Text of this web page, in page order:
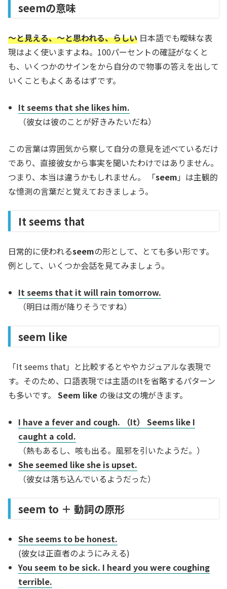
seemの意味
～と見える、～と思われる、らしい 日本語でも曖昧な表
現はよく使いますよね。100パーセントの確証がなくと
も、いくつかのサインをから自分ので物事の答えを出して
いくこともよくあるはずです。
It seems that she likes him.
（彼女は彼のことが好きみたいだね）
この言葉は雰囲気から察して自分の意見を述べているだけ
であり、直接彼女から事実を聞いたわけではありません。
つまり、本当は違うかもしれません。 「seem 」は主観的
な憶測の言葉だと覚えておきましょう。
It seems that
日常的に使われるseemの形として、とても多い形です。
例として、いくつか会話を見てみましょう。
It seems that it will rain tomorrow.
（明日は雨が降りそうですね）
seem like
「It seems that」と比較するとややカジュアルな表現で
す。そのため、口語表現では主語のItを省略するパターン
も多いです。 Seem like の後は文の塊がきます。
I have a fever and cough. （It） Seems like I
caught a cold.
（熱もあるし、咳も出る。風邪を引いたようだ。）
She seemed like she is upset.
（彼女は落ち込んでいるようだった）
seem to ＋ 動詞の原形
She seems to be honest.
(彼女は正直者のようにみえる)
You seem to be sick. I heard you were coughing
terrible.